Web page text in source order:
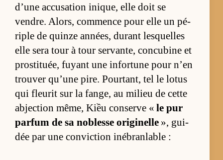
d’une ac­cu­sa­tion ini­que, elle doit se
vendre. Alors, com­mence pour elle un pé­
riple de quinze an­nées, du­rant lesquelles
elle sera tour à tour ser­van­te, concu­bine et
pros­ti­tuée, fuyant une in­for­tune pour n’en
trou­ver qu’une pire. Pour­tant, tel le lo­tus
qui fleu­rit sur la fan­ge, au mi­lieu de cette
abjec­tion mê­me, Kiều conserve « le pur
par­fum de sa no­blesse ori­gi­nelle », gui­
dée par une convic­tion in­ébran­lable :